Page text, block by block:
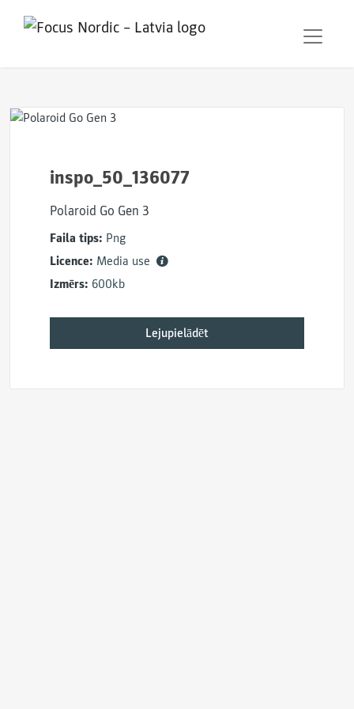
inspo_50_136077
Polaroid Go Gen 3
Faila tips: Png
Licence: Media use
Izmērs: 600kb
Lejupielādēt